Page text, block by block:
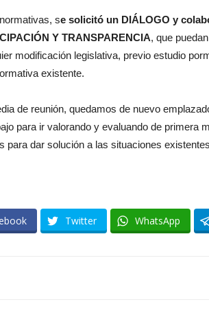
se solicitó un DIÁLOGO y
Y TRANSPARENCIA, que
modificación legislativa, previo estudio
existente.
de reunión, quedamos de nuevo
para ir valorando y evaluando de primera
para dar solución a las situaciones
Twitter WhatsApp